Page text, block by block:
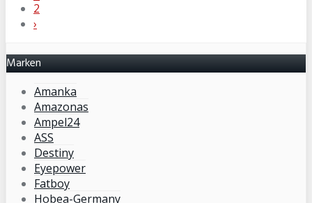
2
›
Marken
Amanka
Amazonas
Ampel24
ASS
Destiny
Eyepower
Fatboy
Hobea-Germany